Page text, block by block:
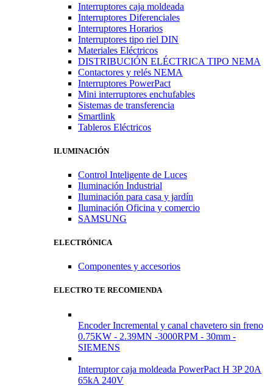
Interruptores caja moldeada
Interruptores Diferenciales
Interruptores Horarios
Interruptores tipo riel DIN
Materiales Eléctricos
DISTRIBUCIÓN ELÉCTRICA TIPO NEMA
Contactores y relés NEMA
Interruptores PowerPact
Mini interruptores enchufables
Sistemas de transferencia
Smartlink
Tableros Eléctricos
ILUMINACIÓN
Control Inteligente de Luces
Iluminación Industrial
Iluminación para casa y jardín
Iluminación Oficina y comercio
SAMSUNG
ELECTRÓNICA
Componentes y accesorios
ELECTRO TE RECOMIENDA
Encoder Incremental y canal chavetero sin freno
0.75KW - 2.39MN -3000RPM - 30mm -
SIEMENS
Interruptor caja moldeada PowerPact H 3P 20A
65kA 240V